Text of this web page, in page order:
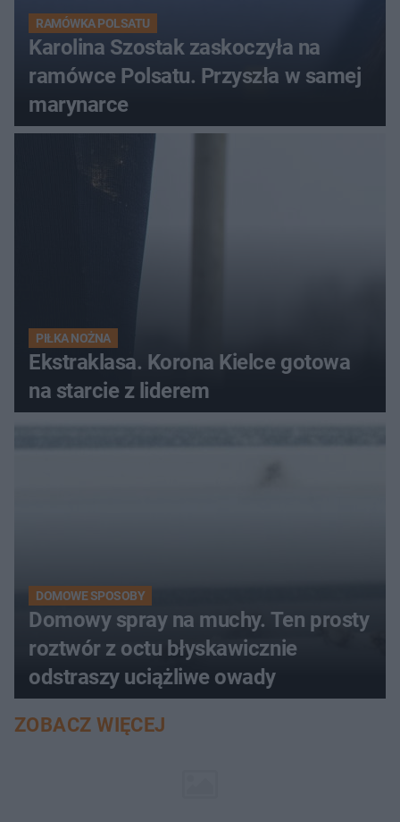
RAMÓWKA POLSATU
Karolina Szostak zaskoczyła na
ramówce Polsatu. Przyszła w samej
marynarce
PIŁKA NOŻNA
Ekstraklasa. Korona Kielce gotowa
na starcie z liderem
DOMOWE SPOSOBY
Domowy spray na muchy. Ten prosty
roztwór z octu błyskawicznie
odstraszy uciążliwe owady
ZOBACZ WIĘCEJ